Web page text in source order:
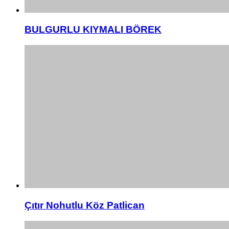
BULGURLU KIYMALI BÖREK
Çıtır Nohutlu Köz Patlican